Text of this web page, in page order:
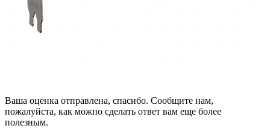
Ваша оценка отправлена, спасибо. Сообщите нам,
пожалуйста, как можно сделать ответ вам еще более
полезным.